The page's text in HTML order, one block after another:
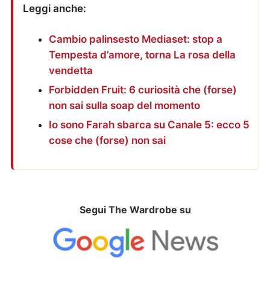
Leggi anche:
Cambio palinsesto Mediaset: stop a
Tempesta d’amore, torna La rosa della
vendetta
Forbidden Fruit: 6 curiosità che (forse)
non sai sulla soap del momento
Io sono Farah sbarca su Canale 5: ecco 5
cose che (forse) non sai
Segui The Wardrobe su